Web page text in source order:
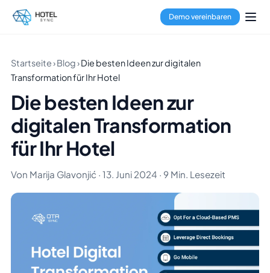
Demo vereinbaren
Startseite›Blog›Die besten Ideen zur digitalen
Transformation für Ihr Hotel
Die besten Ideen zur
digitalen Transformation
für Ihr Hotel
Von Marija Glavonjić · 13. Juni 2024 · 9 Min. Lesezeit